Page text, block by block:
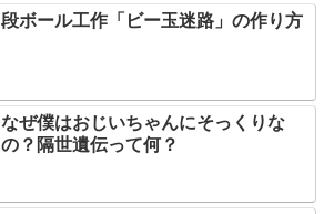
段ボール工作「ビー玉迷路」の作り方
なぜ僕はおじいちゃんにそっくりな
の？隔世遺伝って何？